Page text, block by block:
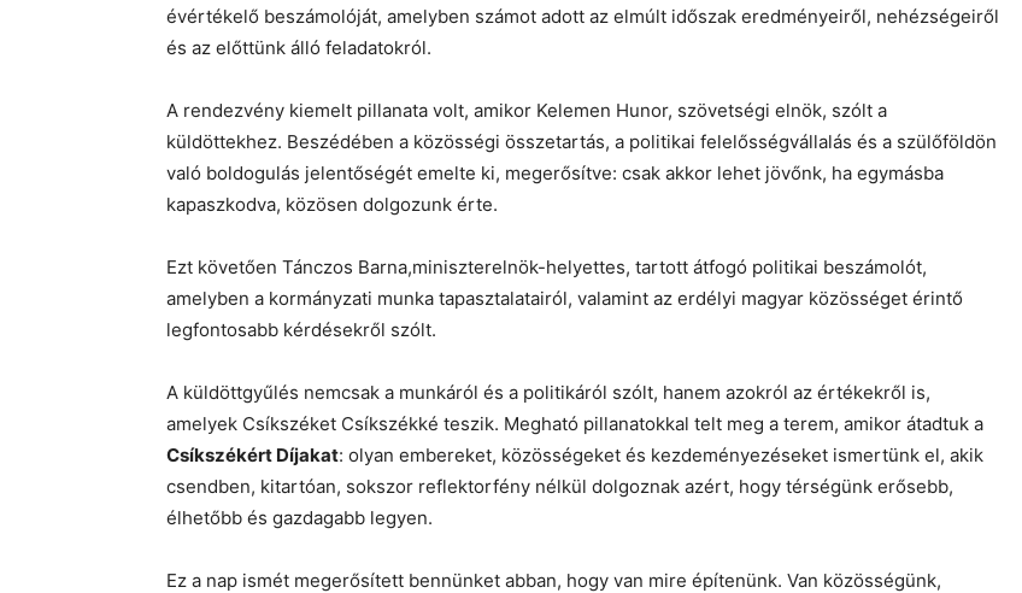
évértékelő beszámolóját, amelyben számot adott az elmúlt időszak eredményeiről, nehézségeiről
és az előttünk álló feladatokról.
A rendezvény kiemelt pillanata volt, amikor Kelemen Hunor, szövetségi elnök, szólt a
küldöttekhez. Beszédében a közösségi összetartás, a politikai felelősségvállalás és a szülőföldön
való boldogulás jelentőségét emelte ki, megerősítve: csak akkor lehet jövőnk, ha egymásba
kapaszkodva, közösen dolgozunk érte.
Ezt követően Tánczos Barna,miniszterelnök-helyettes, tartott átfogó politikai beszámolót,
amelyben a kormányzati munka tapasztalatairól, valamint az erdélyi magyar közösséget érintő
legfontosabb kérdésekről szólt.
A küldöttgyűlés nemcsak a munkáról és a politikáról szólt, hanem azokról az értékekről is,
amelyek Csíkszéket Csíkszékké teszik. Megható pillanatokkal telt meg a terem, amikor átadtuk a
Csíkszékért Díjakat: olyan embereket, közösségeket és kezdeményezéseket ismertünk el, akik
csendben, kitartóan, sokszor reflektorfény nélkül dolgoznak azért, hogy térségünk erősebb,
élhetőbb és gazdagabb legyen.
Ez a nap ismét megerősített bennünket abban, hogy van mire építenünk. Van közösségünk,